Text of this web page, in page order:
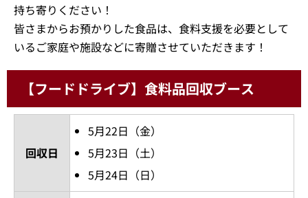
持ち寄りください！
皆さまからお預かりした食品は、食料支援を必要として
いるご家庭や施設などに寄贈させていただきます！
【フードドライブ】食料品回収ブース
回収日
5月22日（金）
5月23日（土）
5月24日（日）